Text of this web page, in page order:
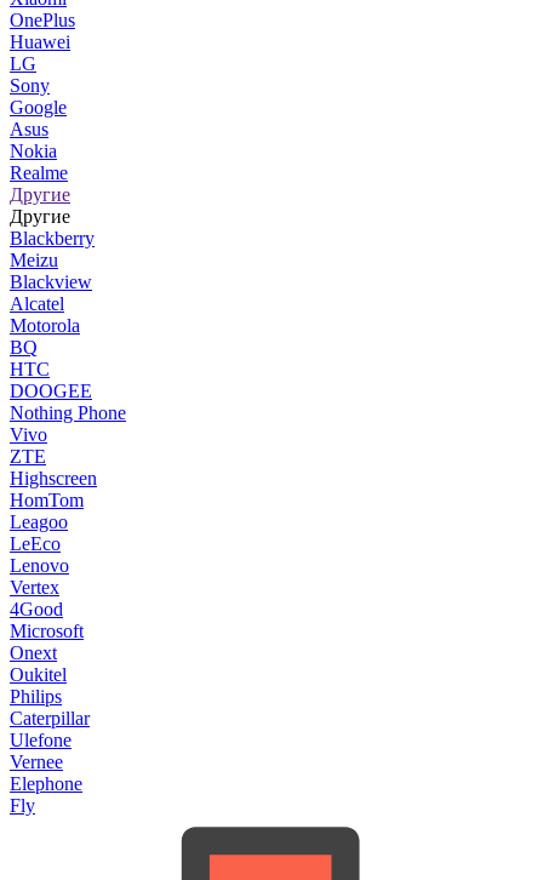
OnePlus
Huawei
LG
Sony
Google
Asus
Nokia
Realme
Другие
Другие
Blackberry
Meizu
Blackview
Alcatel
Motorola
BQ
HTC
DOOGEE
Nothing Phone
Vivo
ZTE
Highscreen
HomTom
Leagoo
LeEco
Lenovo
Vertex
4Good
Microsoft
Onext
Oukitel
Philips
Caterpillar
Ulefone
Vernee
Elephone
Fly